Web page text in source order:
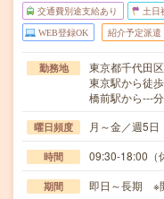
交通費別途支給あり 土日
WEB登録OK 紹介予定派遣
勤務地
東京都千代田区
東京駅から徒
橋前駅から---
曜日頻度 月～金／週5日
時間 09:30-18:00（
期間 即日～長期 ※